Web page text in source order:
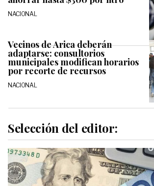
NACIONAL
Vecinos de Arica deberán
adaptarse: consultorios
municipales modifican horarios
por recorte de recursos
NACIONAL
Selección del editor: